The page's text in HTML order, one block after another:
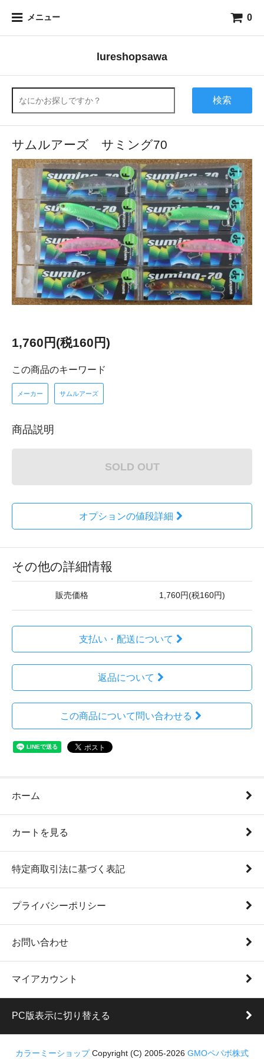
メニュー 0
lureshopsawa
検索
サムルアーズ サミング70
1,760円(税160円)
この商品のキーワード
メーカー サムルアーズ
商品説明
SOLD OUT
オプションの値段詳細
その他の詳細情報
販売価格 1,760円(税160円)
支払い・配送について
返品について
この商品について問い合わせる
ホーム
カートを見る
特定商取引法に基づく表記
プライバシーポリシー
お問い合わせ
マイアカウント
PC版表示に切り替える
カラーミーショップ Copyright (C) 2005-2026 GMOペパボ株式